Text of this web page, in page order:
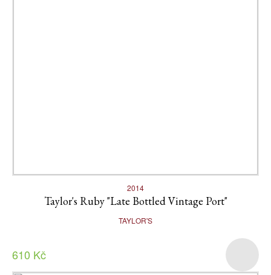
2014
Taylor's Ruby "Late Bottled Vintage Port"
TAYLOR'S
610 Kč